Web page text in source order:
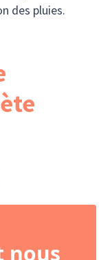
des pluies.
nous